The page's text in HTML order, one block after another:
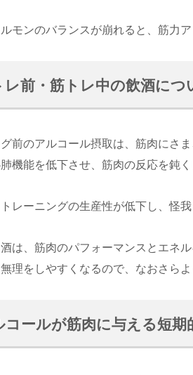
モンのバランスが崩れると、筋力ア
レ前・筋トレ中の飲酒につ
グ前のアルコール摂取は、筋肉にさ
機能を低下させ、筋肉の反応を鈍く
レーニングの生産性が低下し、怪
は、筋肉のパフォーマンスとエネ
理をしやすくなるので、なおさらよ
コールが筋肉に与える短期